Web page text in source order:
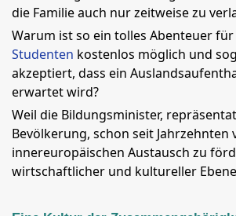
die Familie auch nur zeitweise zu
Warum ist so ein tolles Abenteuer für
Studenten kostenlos möglich und
akzeptiert, dass ein
erwartet wird?
Weil die Bildungsminister,
Bevölkerung, schon seit Jahrzehnten
innereuropäischen Austausch zu
wirtschaftlicher und kultureller